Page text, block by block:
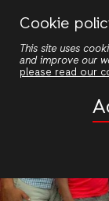
Cookie
This site uses
and improve our
please read our